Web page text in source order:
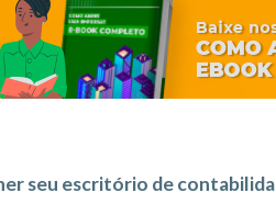
seu escritório de